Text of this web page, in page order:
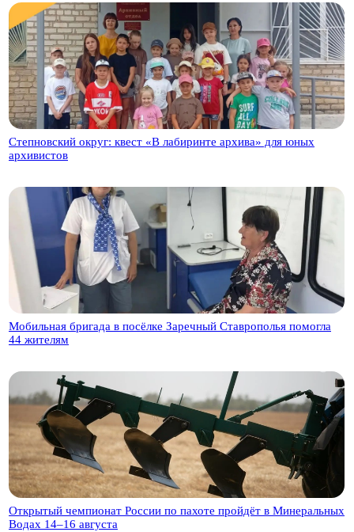
Степновский округ: квест «В лабиринте архива» для юных
архивистов
Мобильная бригада в посёлке Заречный Ставрополья помогла
44 жителям
Открытый чемпионат России по пахоте пройдёт в Минеральных
Водах 14–16 августа